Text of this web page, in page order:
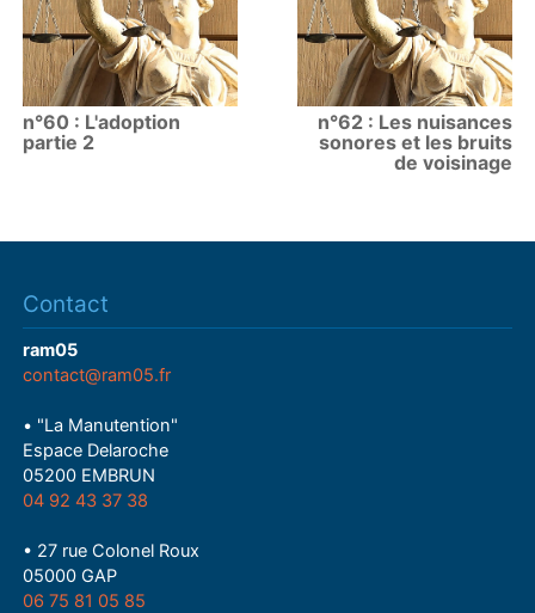
n°60 : L'adoption
partie 2
n°62 : Les nuisances
sonores et les bruits
de voisinage
Contact
ram05
contact@ram05.fr
• "La Manutention"
Espace Delaroche
05200 EMBRUN
04 92 43 37 38
• 27 rue Colonel Roux
05000 GAP
06 75 81 05 85